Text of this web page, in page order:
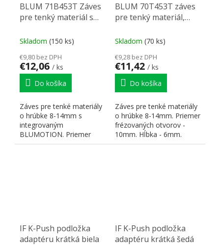
BLUM 71B453T Záves
pre tenký materiál s
110°
Skladom (150 ks)
€9,80 bez DPH
€12,06 / ks
Do košíka
Záves pre tenké materiály
o hrúbke 8-14mm s
integrovaným
BLUMOTION. Priemer
frézovaných otvorov -
BLUM 70T453T záves
pre tenký materiál,
110°
Skladom (70 ks)
€9,28 bez DPH
€11,42 / ks
Do košíka
Záves pre tenké materiály
o hrúbke 8-14mm. Priemer
frézovaných otvorov -
10mm. Hĺbka - 6mm.
Použiteľné materiály:...
IF K-Push podložka
adaptéru krátká biela
IF K-Push podložka
adaptéru krátká šedá